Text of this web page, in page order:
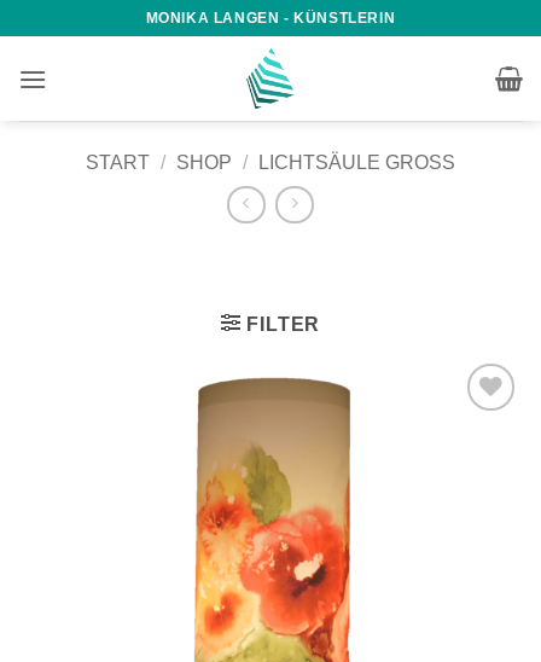
springen
MONIKA LANGEN - KÜNSTLERIN
START / SHOP / LICHTSÄULE GROSS
FILTER